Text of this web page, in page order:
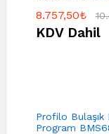
8.757,50₺
KDV Dahil
Profilo Bulaşık
Program